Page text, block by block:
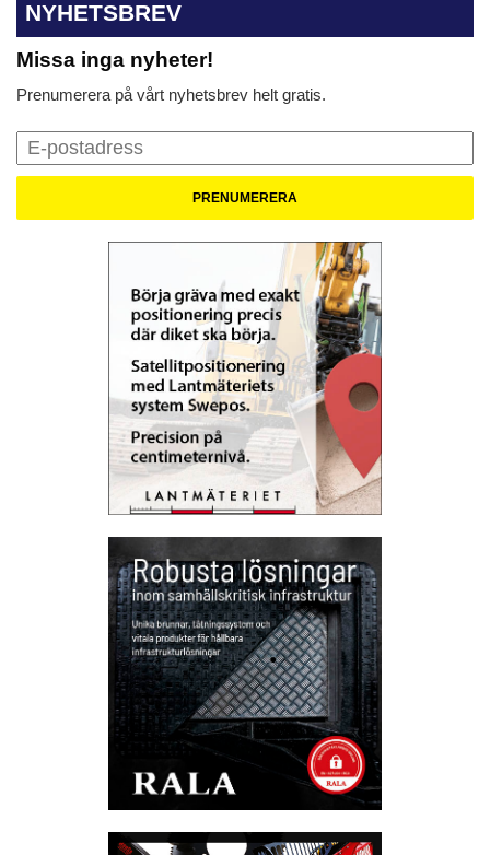
NYHETSBREV
Missa inga nyheter!
Prenumerera på vårt nyhetsbrev helt gratis.